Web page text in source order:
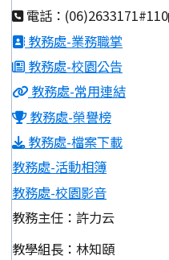
電話：(06)2633171#110
教務處-業務職掌
教務處-校園公告
教務處-常用連結
教務處-榮譽榜
教務處-檔案下載
教務處-活動相簿
教務處-校園影音
教務主任：許力云
教學組長：林知頤